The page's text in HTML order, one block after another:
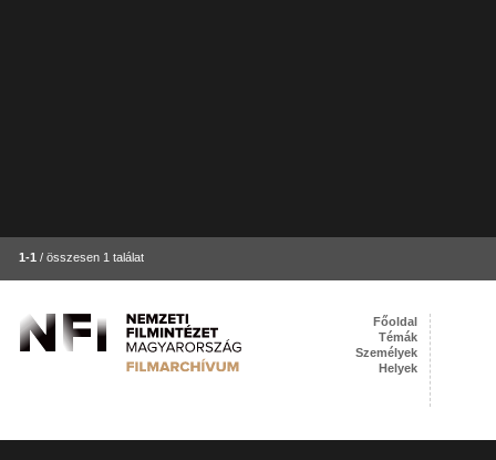
1-1 / összesen 1 találat
Főoldal
Témák
Személyek
Helyek